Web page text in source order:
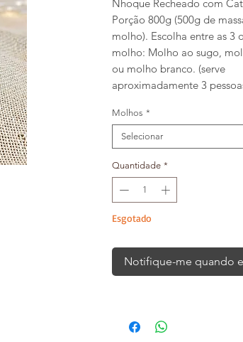
Nhoque Recheado com
Porção 800g (500g de
molho). Escolha entre as 3
molho: Molho ao sugo,
ou molho branco. (serve
aproximadamente 3
Molhos *
Selecionar
Quantidade *
Esgotado
Notifique-me quando